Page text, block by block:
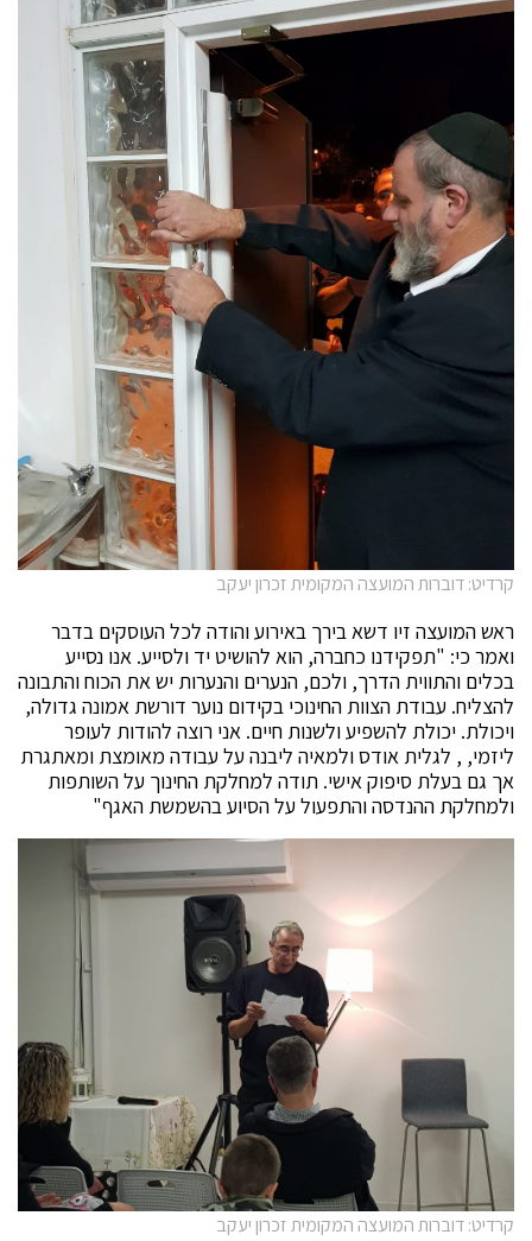
קרדיט: דוברות המועצה המקומית זכרון יעקב
ראש המועצה זיו דשא בירך באירוע והודה לכל העוסקים בדבר
ואמר כי: "תפקידנו כחברה, הוא להושיט יד ולסייע. אנו נסייע
בכלים והתווית הדרך, ולכם, הנערים והנערות יש את הכוח והתבונה
להצליח. עבודת הצוות החינוכי בקידום נוער דורשת אמונה גדולה,
ויכולת. יכולת להשפיע ולשנות חיים. אני רוצה להודות לעופר
ליזמי, , לגלית אודס ולמאיה ליבנה על עבודה מאומצת ומאתגרת
אך גם בעלת סיפוק אישי. תודה למחלקת החינוך על השותפות
ולמחלקת ההנדסה והתפעול על הסיוע בהשמשת האגף"
קרדיט: דוברות המועצה המקומית זכרון יעקב